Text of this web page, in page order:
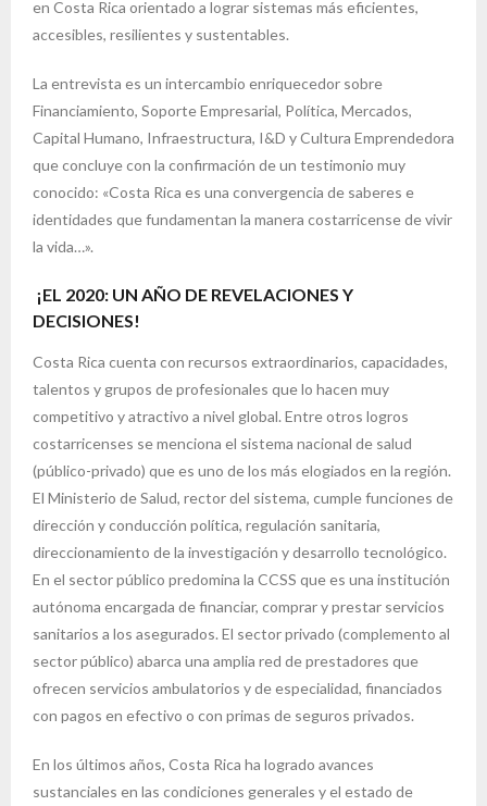
en Costa Rica orientado a lograr sistemas más eficientes,
accesibles, resilientes y sustentables.
La entrevista es un intercambio enriquecedor sobre
Financiamiento, Soporte Empresarial, Política, Mercados,
Capital Humano, Infraestructura, I&D y Cultura Emprendedora
que concluye con la confirmación de un testimonio muy
conocido: «Costa Rica es una convergencia de saberes e
identidades que fundamentan la manera costarricense de vivir
la vida…».
¡EL 2020: UN AÑO DE REVELACIONES Y
DECISIONES!
Costa Rica cuenta con recursos extraordinarios, capacidades,
talentos y grupos de profesionales que lo hacen muy
competitivo y atractivo a nivel global. Entre otros logros
costarricenses se menciona el sistema nacional de salud
(público-privado) que es uno de los más elogiados en la región.
El Ministerio de Salud, rector del sistema, cumple funciones de
dirección y conducción política, regulación sanitaria,
direccionamiento de la investigación y desarrollo tecnológico.
En el sector público predomina la CCSS que es una institución
autónoma encargada de financiar, comprar y prestar servicios
sanitarios a los asegurados. El sector privado (complemento al
sector público) abarca una amplia red de prestadores que
ofrecen servicios ambulatorios y de especialidad, financiados
con pagos en efectivo o con primas de seguros privados.
En los últimos años, Costa Rica ha logrado avances
sustanciales en las condiciones generales y el estado de